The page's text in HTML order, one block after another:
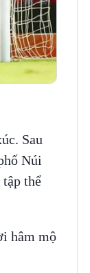
Sau
Núi
thể
hâm mộ